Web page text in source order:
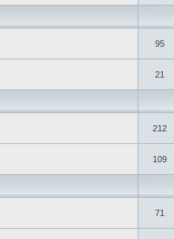
95
21
212
109
71